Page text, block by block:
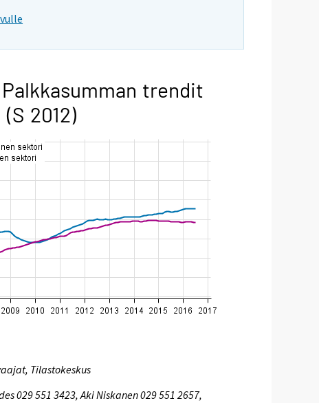
trendit
2012)
Tilastokeskus
029 551 3423, Aki Niskanen 029 551 2657,